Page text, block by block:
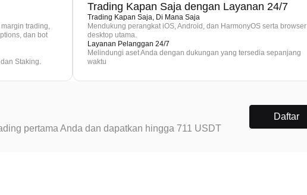
trading,
dan bot
Staking.
Trading Kapan Saja dengan Layanan 24/7
Trading Kapan Saja, Di Mana Saja
Mendukung perangkat iOS, Android, dan HarmonyOS serta browser
desktop utama.
Layanan Pelanggan 24/7
Melindungi aset Anda dengan dukungan yang tersedia sepanjang
waktu
pertama Anda dan dapatkan hingga 711 USDT
Daftar